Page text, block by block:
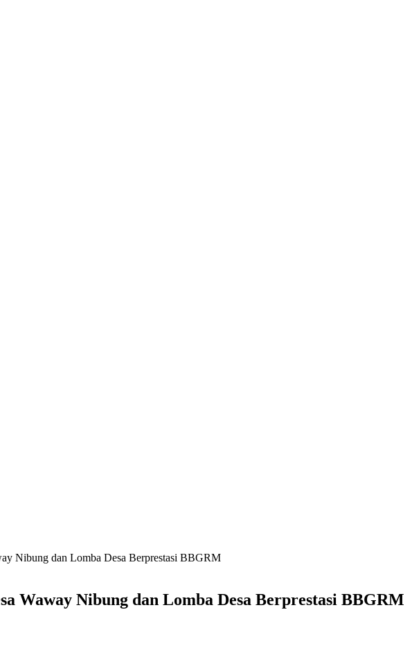
Nibung dan Lomba Desa Berprestasi BBGRM
Waway Nibung dan Lomba Desa Berprestasi BBGRM